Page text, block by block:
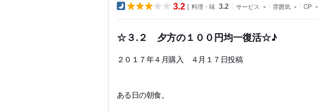
3.2
料理・味 3.2 サービス - 雰囲気 - CP -
☆３.２ 夕方の１００円均一復活☆♪
２０１７年４月購入 ４月１７日投稿
ある日の朝食。